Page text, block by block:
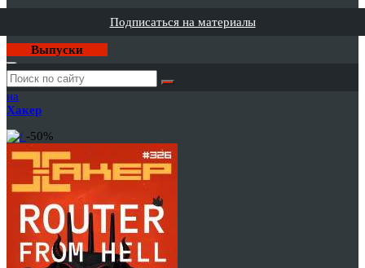
Подписаться на материалы
Выпуски
Годовая
подписка
на
Хакер
-50%